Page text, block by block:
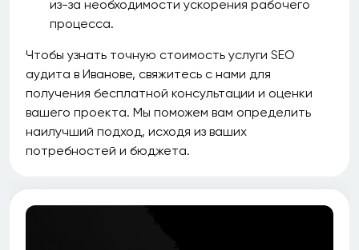
из-за необходимости ускорения рабочего
процесса.
Чтобы узнать точную стоимость услуги SEO
аудита в Иванове, свяжитесь с нами для
получения бесплатной консультации и оценки
вашего проекта. Мы поможем вам определить
наилучший подход, исходя из ваших
потребностей и бюджета.